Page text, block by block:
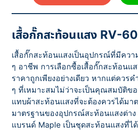
เสื้อกั๊กสะท้อนแสง RV-60
เสื้อกั๊กสะท้อนแสงเป็นอุปกรณ์ที่มีคว
ๆ อาชีพ การเลือกซื้อเสื้อกั๊กสะท้อนแ
ราคาถูกเพียงอย่างเดียว หากแต่ควร
ๆ ที่เหมาะสมไม่ว่าจะเป็นคุณสมบัติขอ
แทบผ้าสะท้อนแสงที่จะต้องควรได้มา
มาตรฐานของอุปกรณ์สะท้อนแสงต่า
แบรนด์ Maple เป็นชุดสะท้อนแสงที่ไ